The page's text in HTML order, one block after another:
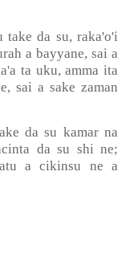
da su, raka'o'i
a bayyane, sai a
ta uku, amma ita
sai a sake zaman
da su kamar na
da su shi ne;
a cikinsu ne a